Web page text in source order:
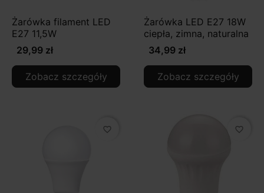
Żarówka filament LED
E27 11,5W
29,99 zł
Zobacz szczegóły
Żarówka LED E27 18W
ciepła, zimna, naturalna
34,99 zł
Zobacz szczegóły
favorite_border favorite_border